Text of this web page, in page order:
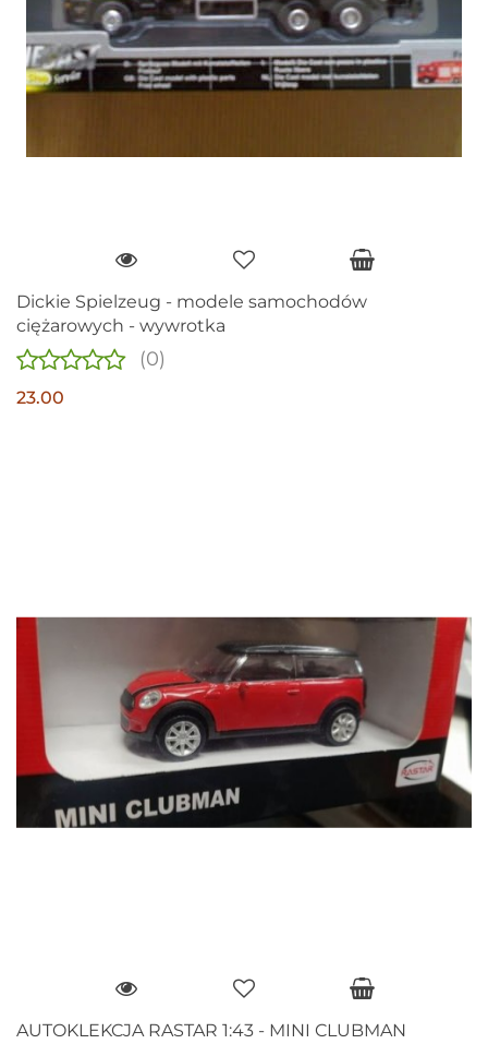
Dickie Spielzeug - modele samochodów
ciężarowych - wywrotka
(0)
23.00
AUTOKLEKCJA RASTAR 1:43 - MINI CLUBMAN